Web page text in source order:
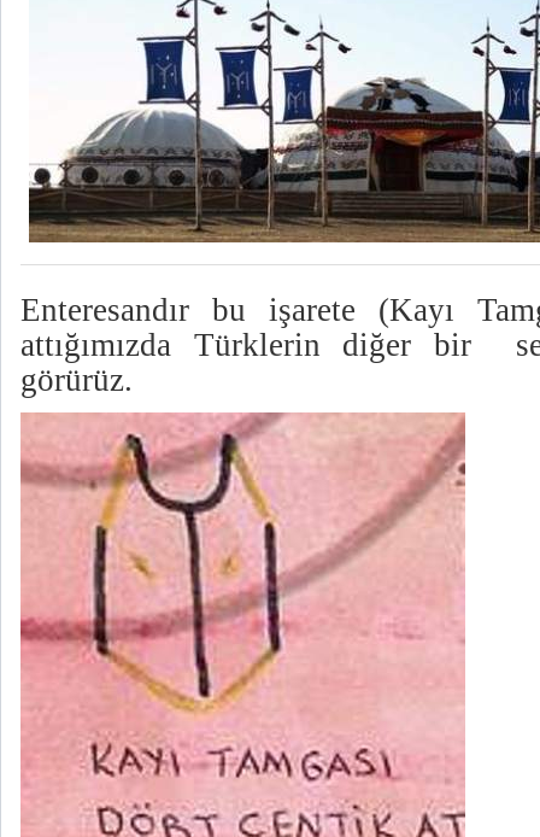
Enteresandır bu işarete (Kayı
attığımızda Türklerin diğer bir
görürüz.